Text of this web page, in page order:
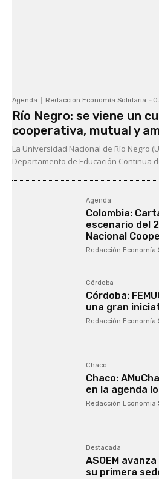
Agenda Redacción Economía Solidaria -
Río Negro: se viene un
cooperativa, mutual y
La Universidad Nacional de Río Negro
Departamento de Educación Continua
Agenda
Colombia:
escenario del
Nacional
Redacción Economía
Córdoba
Córdoba:
una gran
Redacción Economía
Chaco
Chaco:
en la agenda
Redacción Economía
Destacada
ASOEM
su primera